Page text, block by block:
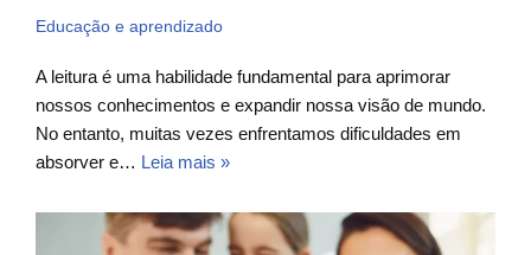
Educação e aprendizado
A leitura é uma habilidade fundamental para aprimorar
nossos conhecimentos e expandir nossa visão de mundo.
No entanto, muitas vezes enfrentamos dificuldades em
absorver e… Leia mais »